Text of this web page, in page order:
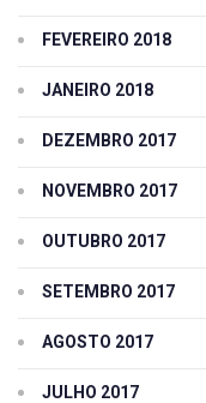
FEVEREIRO 2018
JANEIRO 2018
DEZEMBRO 2017
NOVEMBRO 2017
OUTUBRO 2017
SETEMBRO 2017
AGOSTO 2017
JULHO 2017